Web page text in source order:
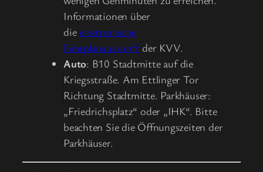
Informationen über
die elektronische
Fahrplanauskunftder KVV.
Auto: B10 Stadtmitte auf die
Kriegsstraße. Am Ettlinger Tor
Richtung Stadtmitte. Parkhäuser:
„Friedrichsplatz“ oder „IHK“. Bitte
beachten Sie die Öffnungszeiten der
Parkhäuser.